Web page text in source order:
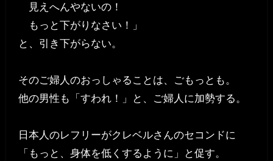
見えへんやないの！
もっと下がりなさい！」
と、引き下がらない。
そのご婦人のおっしゃることは、ごもっとも。
他の男性も「すわれ！」と、ご婦人に加勢する。
日本人のレフリーがクレベルさんのセコンドに
「もっと、身体を低くするように」と促す。